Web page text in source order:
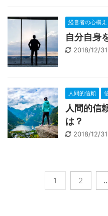
経営者の心構え
自分自身
2018/12/31
人間的信頼
人間的信
は？
2018/12/31
1 2